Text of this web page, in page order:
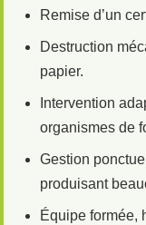
Remise d’un
Destruction
papier.
Intervention
organismes de
Gestion
produisant
Équipe formée,